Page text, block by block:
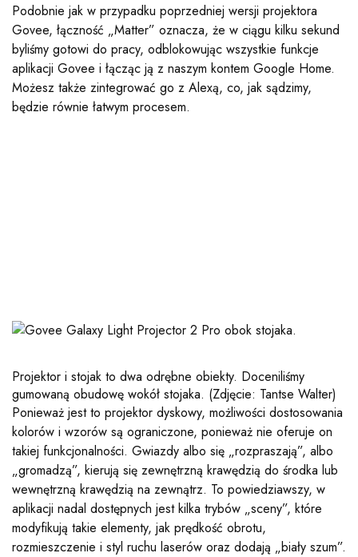
Podobnie jak w przypadku poprzedniej wersji projektora
Govee, łączność „Matter” oznacza, że ​​w ciągu kilku sekund
byliśmy gotowi do pracy, odblokowując wszystkie funkcje
aplikacji Govee i łącząc ją z naszym kontem Google Home.
Możesz także zintegrować go z Alexą, co, jak sądzimy,
będzie równie łatwym procesem.
Projektor i stojak to dwa odrębne obiekty. Doceniliśmy
gumowaną obudowę wokół stojaka. (Zdjęcie: Tantse Walter)
Ponieważ jest to projektor dyskowy, możliwości dostosowania
kolorów i wzorów są ograniczone, ponieważ nie oferuje on
takiej funkcjonalności. Gwiazdy albo się „rozpraszają”, albo
„gromadzą”, kierują się zewnętrzną krawędzią do środka lub
wewnętrzną krawędzią na zewnątrz. To powiedziawszy, w
aplikacji nadal dostępnych jest kilka trybów „sceny”, które
modyfikują takie elementy, jak prędkość obrotu,
rozmieszczenie i styl ruchu laserów oraz dodają „biały szum”.